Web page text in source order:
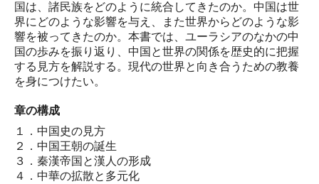
国は、諸民族をどのように統合してきたのか。中国は世
界にどのような影響を与え、また世界からどのような影
響を被ってきたのか。本書では、ユーラシアのなかの中
国の歩みを振り返り、中国と世界の関係を歴史的に把握
する見方を解説する。現代の世界と向き合うための教養
を身につけたい。
章の構成
１．中国史の見方
２．中国王朝の誕生
３．秦漢帝国と漢人の形成
４．中華の拡散と多元化